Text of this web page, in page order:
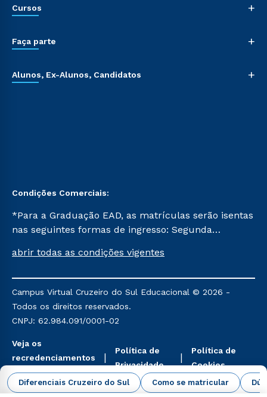
Diferenciais Cruzeiro do Sul Como se matricular
Cursos +
Faça parte +
Alunos, Ex-Alunos, Candidatos +
Condições Comerciais:
*Para a Graduação EAD, as matrículas serão isentas
nas seguintes formas de ingresso: Segunda
Já para as demais, a taxa de matrícula será de R$
mencionadas são referentes aos cursos: Ensino
Religioso, Geografia para a Docência e Metodologia
do Ensino de História: Questões Atuais.
abrir todas as condições vigentes
Campus Virtual Cruzeiro do Sul Educacional © 2026 -
Todos os direitos reservados.
CNPJ: 62.984.091/0001-02
Veja os
recredenciamentos
aqui
Política de
Privacidade
Política de
Cookies